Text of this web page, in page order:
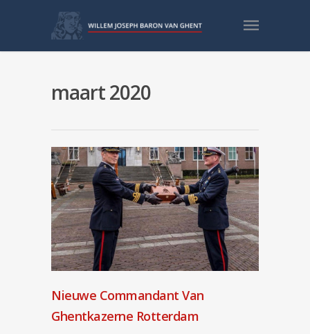
maart 2020
Nieuwe Commandant Van
Ghentkazerne Rotterdam